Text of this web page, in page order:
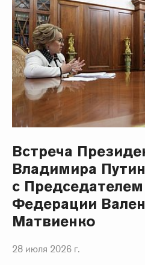
Встреча
Владимира
с
Федерации
Матвиенко
28 июля 2026 г.